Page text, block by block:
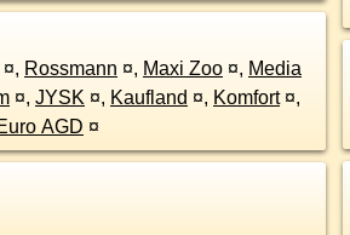
¤, Rossmann ¤, Maxi Zoo ¤, Media
¤, JYSK ¤, Kaufland ¤, Komfort ¤,
AGD ¤